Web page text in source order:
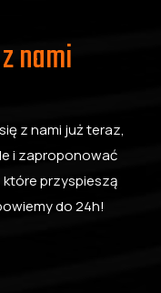
nami
z nami już teraz,
i zaproponować
przyspieszą
do 24h!